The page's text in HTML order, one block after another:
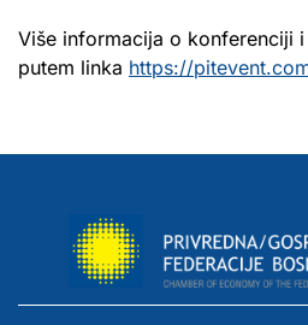
Više informacija o konferenciji
putem linka https://